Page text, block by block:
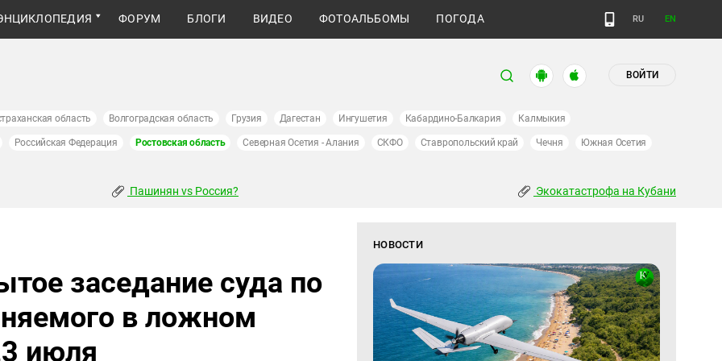
ФОРУМ БЛОГИ ВИДЕО ФОТОАЛЬБОМЫ ПОГОДА RU EN
ВОЙТИ
область Волгоградская область Грузия Дагестан Ингушетия Кабардино-Балкария Калмыкия
Российская Федерация Ростовская область Северная Осетия - Алания СКФО Ставропольский край Чечня Южная Осетия
Пашинян vs Россия? Экокатастрофа на Кубани
заседание суда по
в ложном
июля
НОВОСТИ